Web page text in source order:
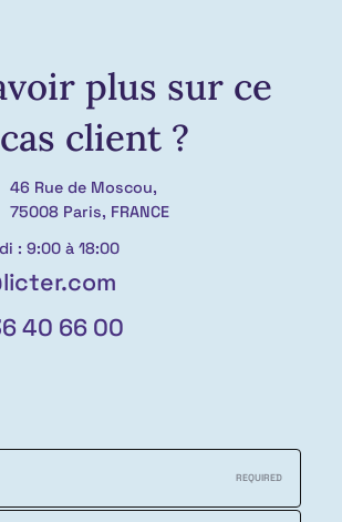
plus sur ce
cas client ?
46 Rue de Moscou,
75008 Paris, FRANCE
: 9:00 à 18:00
40 66 00
REQUIRED